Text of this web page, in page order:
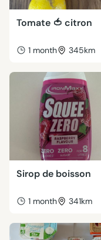
Tomate 🍅 citron
1 month 345km
Sirop de boisson
1 month 341km